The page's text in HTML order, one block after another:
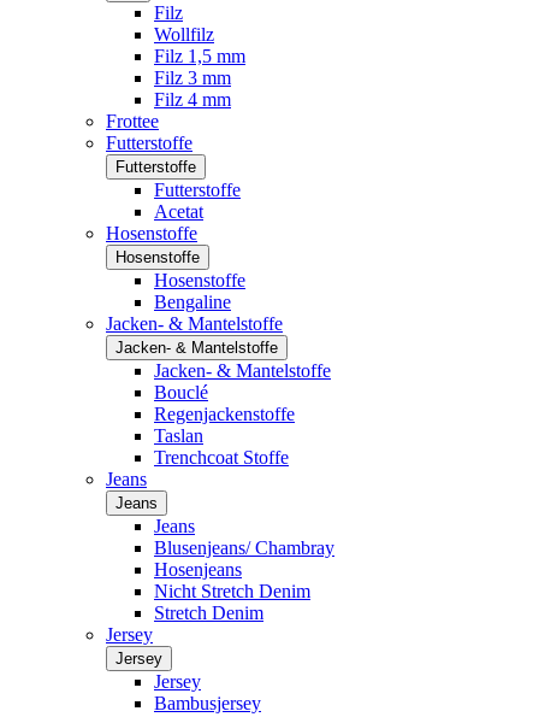
Filz
Wollfilz
Filz 1,5 mm
Filz 3 mm
Filz 4 mm
Frottee
Futterstoffe
Futterstoffe
Futterstoffe
Acetat
Hosenstoffe
Hosenstoffe
Hosenstoffe
Bengaline
Jacken- & Mantelstoffe
Jacken- & Mantelstoffe
Jacken- & Mantelstoffe
Bouclé
Regenjackenstoffe
Taslan
Trenchcoat Stoffe
Jeans
Jeans
Jeans
Blusenjeans/ Chambray
Hosenjeans
Nicht Stretch Denim
Stretch Denim
Jersey
Jersey
Jersey
Bambusjersey